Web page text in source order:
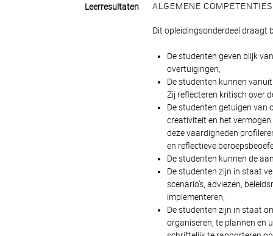
Leerresultaten ALGEMENE COMPETENTIES
Dit opleidingsonderdeel draagt
De studenten geven blijk
overtuigingen;
De studenten kunnen
Zij reflecteren kritisch over
De studenten getuigen van
creativiteit en het
deze vaardigheden
en reflectieve
De studenten kunnen de
De studenten zijn in staat
scenario’s, adviezen,
implementeren;
De studenten zijn in staat
organiseren, te plannen en